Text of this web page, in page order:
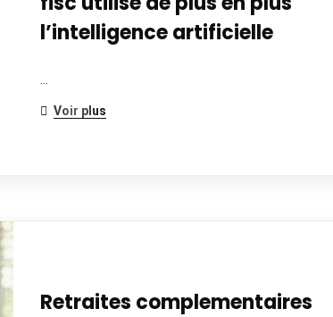
l’intelligence artificielle
Voir plus
Retraites complementaires